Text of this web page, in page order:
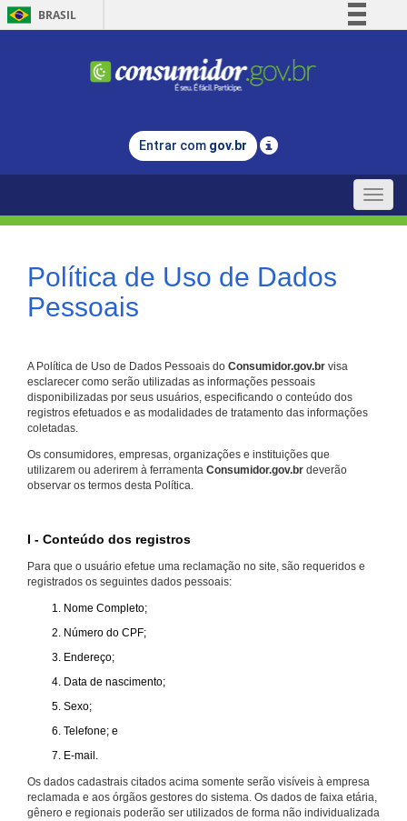
BRASIL
Comunica BR
Legislação
Entrar com gov.br
Toggle
Política de Uso de Dados
Pessoais
A Política de Uso de Dados Pessoais do Consumidor.gov.br visa
esclarecer como serão utilizadas as informações pessoais
disponibilizadas por seus usuários, especificando o conteúdo dos
registros efetuados e as modalidades de tratamento das informações
coletadas.
Os consumidores, empresas, organizações e instituições que
utilizarem ou aderirem à ferramenta Consumidor.gov.br deverão
observar os termos desta Política.
I - Conteúdo dos registros
Para que o usuário efetue uma reclamação no site, são requeridos e
registrados os seguintes dados pessoais:
Nome Completo;
Número do CPF;
Endereço;
Data de nascimento;
Sexo;
Telefone; e
E-mail.
Os dados cadastrais citados acima somente serão visíveis à empresa
reclamada e aos órgãos gestores do sistema. Os dados de faixa etária,
gênero e regionais poderão ser utilizados de forma não individualizada